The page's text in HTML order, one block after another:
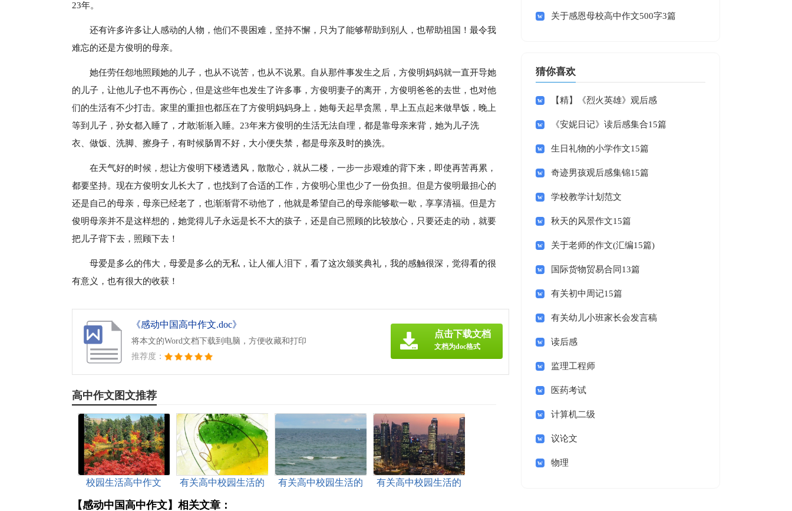
23年。
还有许多许多让人感动的人物，他们不畏困难，坚持不懈，只为了能够帮助到别人，也帮助祖国！最令我
难忘的还是方俊明的母亲。
她任劳任怨地照顾她的儿子，也从不说苦，也从不说累。自从那件事发生之后，方俊明妈妈就一直开导她
的儿子，让他儿子也不再伤心，但是这些年也发生了许多事，方俊明妻子的离开，方俊明爸爸的去世，也对他
们的生活有不少打击。家里的重担也都压在了方俊明妈妈身上，她每天起早贪黑，早上五点起来做早饭，晚上
等到儿子，孙女都入睡了，才敢渐渐入睡。23年来方俊明的生活无法自理，都是靠母亲来背，她为儿子洗
衣、做饭、洗脚、擦身子，有时候肠胃不好，大小便失禁，都是母亲及时的换洗。
在天气好的时候，想让方俊明下楼透透风，散散心，就从二楼，一步一步艰难的背下来，即使再苦再累，
都要坚持。现在方俊明女儿长大了，也找到了合适的工作，方俊明心里也少了一份负担。但是方俊明最担心的
还是自己的母亲，母亲已经老了，也渐渐背不动他了，他就是希望自己的母亲能够歇一歇，享享清福。但是方
俊明母亲并不是这样想的，她觉得儿子永远是长不大的孩子，还是自己照顾的比较放心，只要还走的动，就要
把儿子背下去，照顾下去！
母爱是多么的伟大，母爱是多么的无私，让人催人泪下，看了这次颁奖典礼，我的感触很深，觉得看的很
有意义，也有很大的收获！
《感动中国高中作文.doc》
将本文的Word文档下载到电脑，方便收藏和打印
推荐度：
点击下载文档
文档为doc格式
高中作文图文推荐
校园生活高中作文
有关高中校园生活的
有关高中校园生活的
有关高中校园生活的
【感动中国高中作文】相关文章：
关于感恩母校高中作文500字3篇
猜你喜欢
【精】《烈火英雄》观后感
《安妮日记》读后感集合15篇
生日礼物的小学作文15篇
奇迹男孩观后感集锦15篇
学校教学计划范文
秋天的风景作文15篇
关于老师的作文(汇编15篇)
国际货物贸易合同13篇
有关初中周记15篇
有关幼儿小班家长会发言稿
读后感
监理工程师
医药考试
计算机二级
议论文
物理